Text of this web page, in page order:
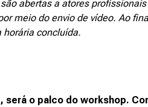
abertas a atores
meio do envio de vídeo. Ao
horária concluída.
será o palco do workshop.